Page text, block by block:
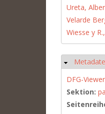
Ureta,
Velarde
Wiesse y
DFG-Viewer
Sektion: